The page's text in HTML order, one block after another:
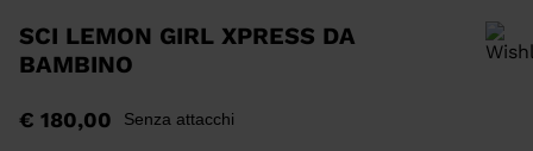
SCI LEMON GIRL XPRESS DA
BAMBINO
€ 180,00 Senza attacchi